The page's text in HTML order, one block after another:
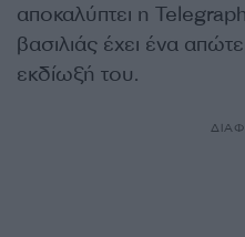
αποκαλύπτει η Telegraph
βασιλιάς έχει ένα
εκδίωξή του.